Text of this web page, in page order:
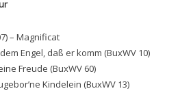
– Magnificat
Engel, daß er komm (BuxWV 10)
Freude (BuxWV 60)
Kindelein (BuxWV 13)